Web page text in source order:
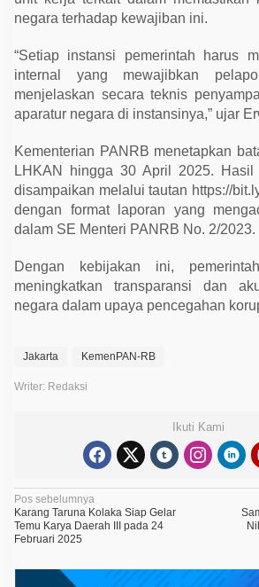
negara terhadap kewajiban ini.
“Setiap instansi pemerintah harus
internal yang mewajibkan
menjelaskan secara teknis
aparatur negara di instansinya,” ujar
Kementerian PANRB menetapkan
LHKAN hingga 30 April 2025. Hasil
disampaikan melalui tautan https://
dengan format laporan yang
dalam SE Menteri PANRB No. 2/2023.
Dengan kebijakan ini,
meningkatkan transparansi dan
negara dalam upaya pencegahan
Jakarta KemenPAN-RB
Writer: Redaksi
Ikuti Kami
N
a
v
i
Pos sebelumnya
Karang Taruna Kolaka Siap Gelar
Temu Karya Daerah III pada 24
Februari 2025